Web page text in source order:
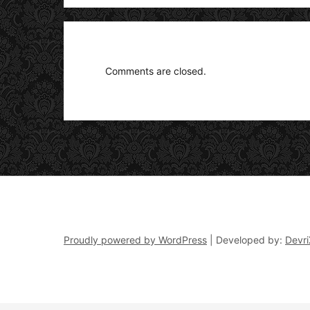
Comments are closed.
Proudly powered by WordPress Developed by: